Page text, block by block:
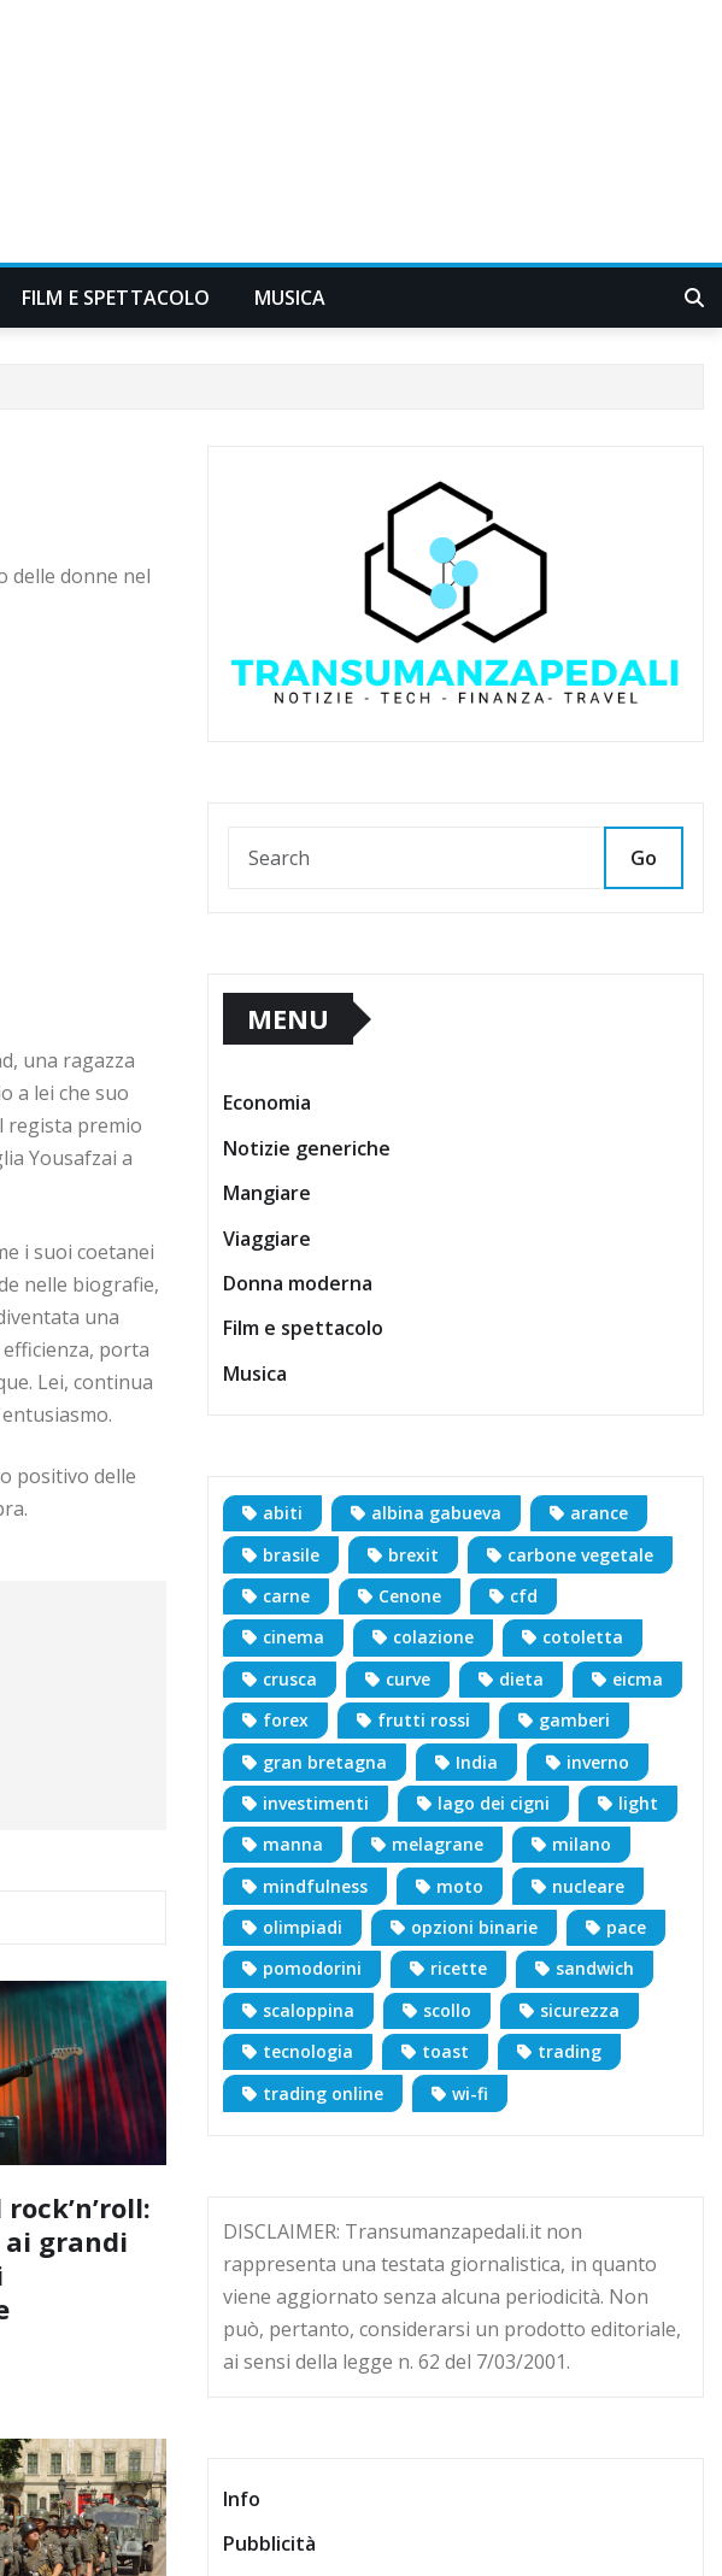
FILM E SPETTACOLO MUSICA
delle donne nel
una ragazza
a lei che suo
regista premio
Yousafzai a
i suoi coetanei
nelle biografie,
una
porta
Lei, continua
positivo delle
grandi
Go
MENU
Economia
Notizie generiche
Mangiare
Viaggiare
Donna moderna
Film e spettacolo
Musica
abiti albina gabueva
arance
brasile
brexit
carbone vegetale
carne
Cenone
cfd
cinema
colazione
cotoletta
crusca
curve dieta
eicma
forex
frutti rossi
gamberi
gran bretagna
India
inverno
investimenti
lago dei cigni
light
manna
melagrane
milano
mindfulness
moto
nucleare
olimpiadi
opzioni binarie
pace
pomodorini
ricette
sandwich
scaloppina
scollo
sicurezza
tecnologia
toast
trading
trading online
wi-fi
DISCLAIMER: Transumanzapedali.it non
rappresenta una testata giornalistica, in quanto
viene aggiornato senza alcuna periodicità. Non
può, pertanto, considerarsi un prodotto editoriale,
ai sensi della legge n. 62 del 7/03/2001.
Info
Pubblicità